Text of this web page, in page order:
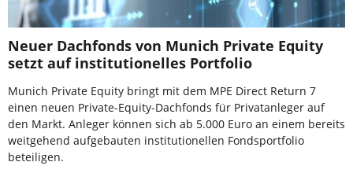
Neuer Dachfonds von Munich Private Equity
setzt auf institutionelles Portfolio
Munich Private Equity bringt mit dem MPE Direct Return 7
einen neuen Private-Equity-Dachfonds für Privatanleger auf
den Markt. Anleger können sich ab 5.000 Euro an einem bereits
weitgehend aufgebauten institutionellen Fondsportfolio
beteiligen.